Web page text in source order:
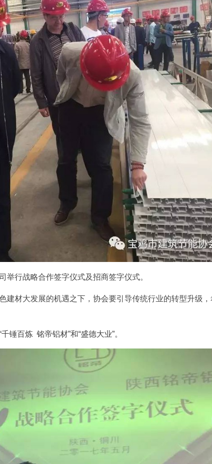
举行战略合作签字仪式及招商签字仪式。
建材大发展的机遇之下，协会要引导传统行业的转型升级
千锤百炼 铭帝铝材”和“盛德大业”。